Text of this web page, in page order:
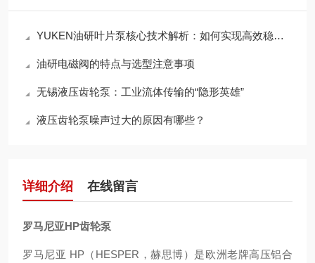
YUKEN油研叶片泵核心技术解析：如何实现高效稳定的液压动力输出？
油研电磁阀的特点与选型注意事项
无锡液压齿轮泵：工业流体传输的“隐形英雄”
液压齿轮泵噪声过大的原因有哪些？
详细介绍 在线留言
罗马尼亚HP齿轮泵
罗马尼亚 HP（HESPER，赫思博）是欧洲老牌高压铝合